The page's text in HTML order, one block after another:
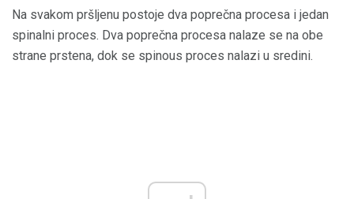
Na svakom pršljenu postoje dva poprečna procesa i jedan
spinalni proces. Dva poprečna procesa nalaze se na obe
strane prstena, dok se spinous proces nalazi u sredini.